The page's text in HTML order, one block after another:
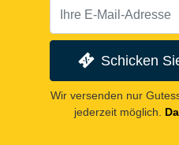
Schicken
Wir versenden nur
jederzeit möglich.